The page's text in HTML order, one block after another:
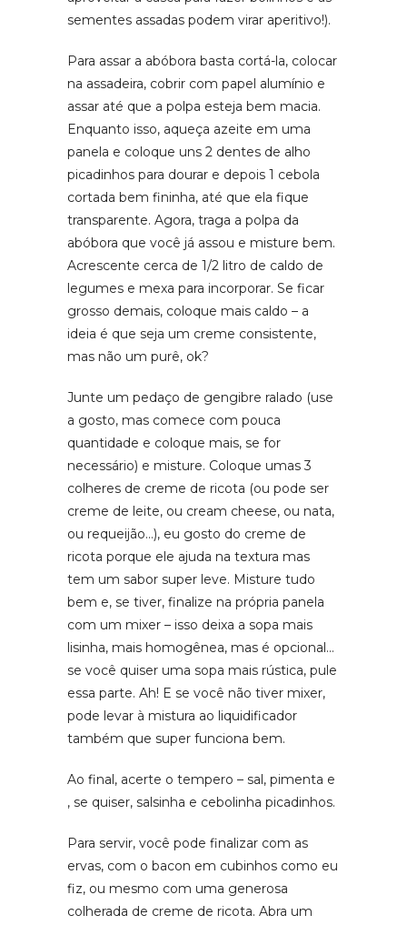
sementes assadas podem virar aperitivo!).
Para assar a abóbora basta cortá-la, colocar
na assadeira, cobrir com papel alumínio e
assar até que a polpa esteja bem macia.
Enquanto isso, aqueça azeite em uma
panela e coloque uns 2 dentes de alho
picadinhos para dourar e depois 1 cebola
cortada bem fininha, até que ela fique
transparente. Agora, traga a polpa da
abóbora que você já assou e misture bem.
Acrescente cerca de 1/2 litro de caldo de
legumes e mexa para incorporar. Se ficar
grosso demais, coloque mais caldo – a
ideia é que seja um creme consistente,
mas não um purê, ok?
Junte um pedaço de gengibre ralado (use
a gosto, mas comece com pouca
quantidade e coloque mais, se for
necessário) e misture. Coloque umas 3
colheres de creme de ricota (ou pode ser
creme de leite, ou cream cheese, ou nata,
ou requeijão…), eu gosto do creme de
ricota porque ele ajuda na textura mas
tem um sabor super leve. Misture tudo
bem e, se tiver, finalize na própria panela
com um mixer – isso deixa a sopa mais
lisinha, mais homogênea, mas é opcional…
se você quiser uma sopa mais rústica, pule
essa parte. Ah! E se você não tiver mixer,
pode levar à mistura ao liquidificador
também que super funciona bem.
Ao final, acerte o tempero – sal, pimenta e
, se quiser, salsinha e cebolinha picadinhos.
Para servir, você pode finalizar com as
ervas, com o bacon em cubinhos como eu
fiz, ou mesmo com uma generosa
colherada de creme de ricota. Abra um